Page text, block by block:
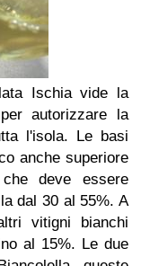
Ischia vide la
autorizzare la
l'isola. Le basi
anche superiore
deve essere
dal 30 al 55%. A
vitigni bianchi
al 15%. Le due